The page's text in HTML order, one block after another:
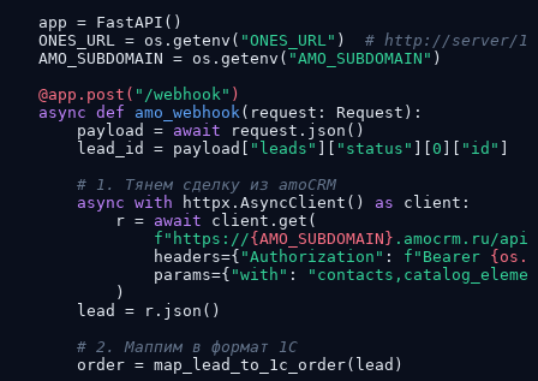
app = FastAPI()
ONES_URL = os.getenv( "ONES_URL" ) # http://server/1c/
AMO_SUBDOMAIN = os.getenv( "AMO_SUBDOMAIN" )
@app.post( "/webhook" )
async def amo_webhook ( request: Request ):
    payload =
await request.json()
    lead_id = payload[
"leads" ][ "status" ][0 ][ "id" ]
# 1. Тянем сделку из amoCRM
async with httpx.AsyncClient() as client:
        r =
await client.get(
f"https://{AMO_SUBDOMAIN} .amocrm.ru/
            headers={
"Authorization" : f"Bearer
            params={
"with" :
        )
    lead = r.json()
# 2. Маппим в формат 1С
    order = map_lead_to_1c_order(lead)